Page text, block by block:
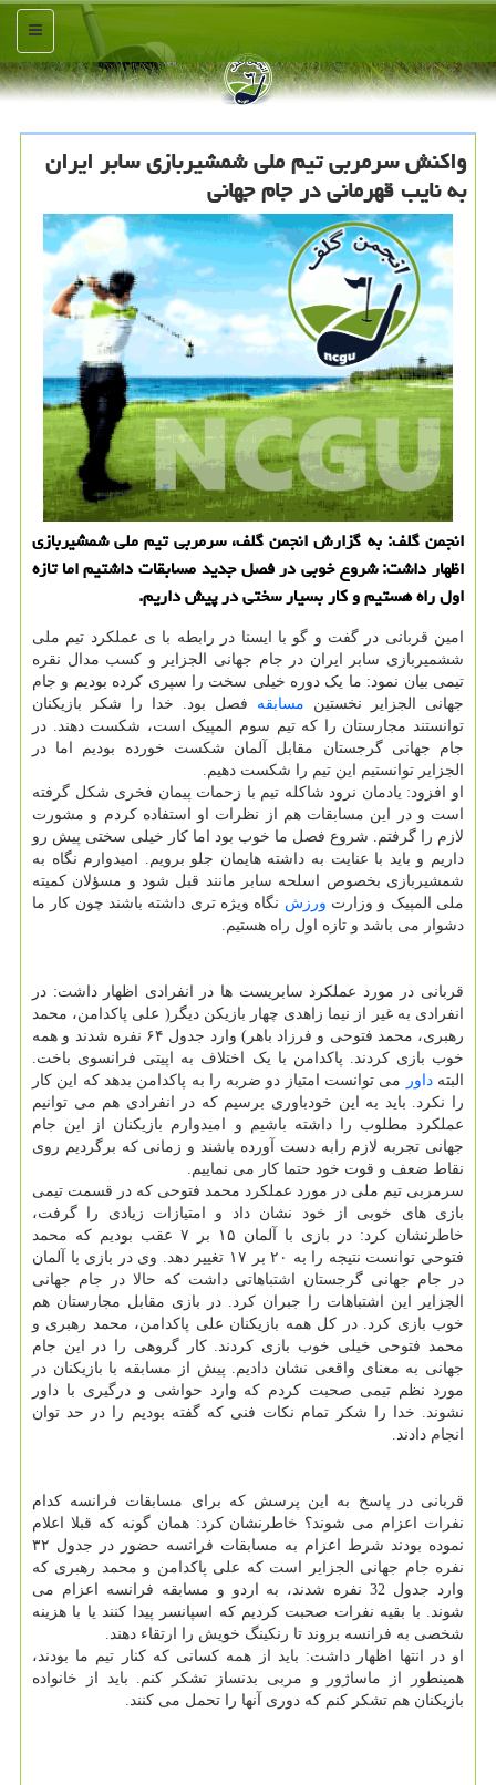
منو
واکنش سرمربی تیم ملی شمشیربازی سابر ایران
به نایب قهرمانی در جام جهانی
انجمن گلف: به گزارش انجمن گلف، سرمربی تیم ملی شمشیربازی
اظهار داشت: شروع خوبی در فصل جدید مسابقات داشتیم اما تازه
اول راه هستیم و کار بسیار سختی در پیش داریم.
امین قربانی در گفت و گو با ایسنا در رابطه با ی عملکرد تیم ملی
ششمیربازی سابر ایران در جام جهانی الجزایر و کسب مدال نقره
تیمی بیان نمود: ما یک دوره خیلی سخت را سپری کرده بودیم و جام
جهانی الجزایر نخستین مسابقه فصل بود. خدا را شکر بازیکنان
توانستند مجارستان را که تیم سوم المپیک است، شکست دهند. در
جام جهانی گرجستان مقابل آلمان شکست خورده بودیم اما در
الجزایر توانستیم این تیم را شکست دهیم.
او افزود: یادمان نرود شاکله تیم با زحمات پیمان فخری شکل گرفته
است و در این مسابقات هم از نظرات او استفاده کردم و مشورت
لازم را گرفتم. شروع فصل ما خوب بود اما کار خیلی سختی پیش رو
داریم و باید با عنایت به داشته هایمان جلو برویم. امیدوارم نگاه به
شمشیربازی بخصوص اسلحه سابر مانند قبل شود و مسؤلان کمیته
ملی المپیک و وزارت ورزش نگاه ویژه تری داشته باشند چون کار ما
دشوار می باشد و تازه اول راه هستیم.
قربانی در مورد عملکرد سابریست ها در انفرادی اظهار داشت: در
انفرادی به غیر از نیما زاهدی چهار بازیکن دیگر( علی پاکدامن، محمد
رهبری، محمد فتوحی و فرزاد باهر) وارد جدول ۶۴ نفره شدند و همه
خوب بازی کردند. پاکدامن با یک اختلاف به اپیتی فرانسوی باخت.
البتهداور
می توانست امتیاز دو ضربه را به پاکدامن بدهد که این کار
را نکرد. باید به این خودباوری برسیم که در انفرادی هم می توانیم
عملکرد مطلوب را داشته باشیم و امیدوارم بازیکنان از این جام
جهانی تجربه لازم رابه دست آورده باشند و زمانی که برگردیم روی
نقاط ضعف و قوت خود حتما کار می نماییم.
سرمربی تیم ملی در مورد عملکرد محمد فتوحی که در قسمت تیمی
بازی های خوبی از خود نشان داد و امتیازات زیادی را گرفت،
خاطرنشان کرد: در بازی با آلمان ۱۵ بر ۷ عقب بودیم که محمد
فتوحی توانست نتیجه را به ۲۰ بر ۱۷ تغییر دهد. وی در بازی با آلمان
در جام جهانی گرجستان اشتباهاتی داشت که حالا در جام جهانی
الجزایر این اشتباهات را جبران کرد. در بازی مقابل مجارستان هم
خوب بازی کرد. در کل همه بازیکنان علی پاکدامن، محمد رهبری و
محمد فتوحی خیلی خوب بازی کردند. کار گروهی را در این جام
جهانی به معنای واقعی نشان دادیم. پیش از مسابقه با بازیکنان در
مورد نظم تیمی صحبت کردم که وارد حواشی و درگیری با داور
نشوند. خدا را شکر تمام نکات فنی که گفته بودیم را در حد توان
انجام دادند.
قربانی در پاسخ به این پرسش که برای مسابقات فرانسه کدام
نفرات اعزام می شوند؟ خاطرنشان کرد: همان گونه که قبلا اعلام
نموده بودند شرط اعزام به مسابقات فرانسه حضور در جدول ۳۲
نفره جام جهانی الجزایر است که علی پاکدامن و محمد رهبری که
وارد جدول 32 نفره شدند، به اردو و مسابقه فرانسه اعزام می
شوند. با بقیه نفرات صحبت کردیم که اسپانسر پیدا کنند یا با هزینه
شخصی به فرانسه بروند تا رنکینگ خویش را ارتقاء دهند.
او در انتها اظهار داشت: باید از همه کسانی که کنار تیم ما بودند،
همینطور از ماساژور و مربی بدنساز تشکر کنم. باید از خانواده
بازیکنان هم تشکر کنم که دوری آنها را تحمل می کنند.